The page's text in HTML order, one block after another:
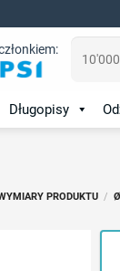
Długopisy
PRODUKTU /